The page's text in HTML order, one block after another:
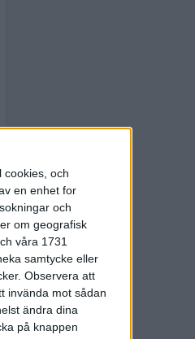
cookies, och
en enhet for
och
om geografisk
våra 1731
samtycke eller
Observera att
invända mot sådan
ändra dina
på knappen